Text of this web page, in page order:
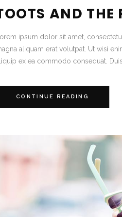
AND THE
Lorem ipsum dolor sit amet,
aliquam erat volutpat. Ut wisi
ex ea commodo consequat. Duis
CONTINUE READING